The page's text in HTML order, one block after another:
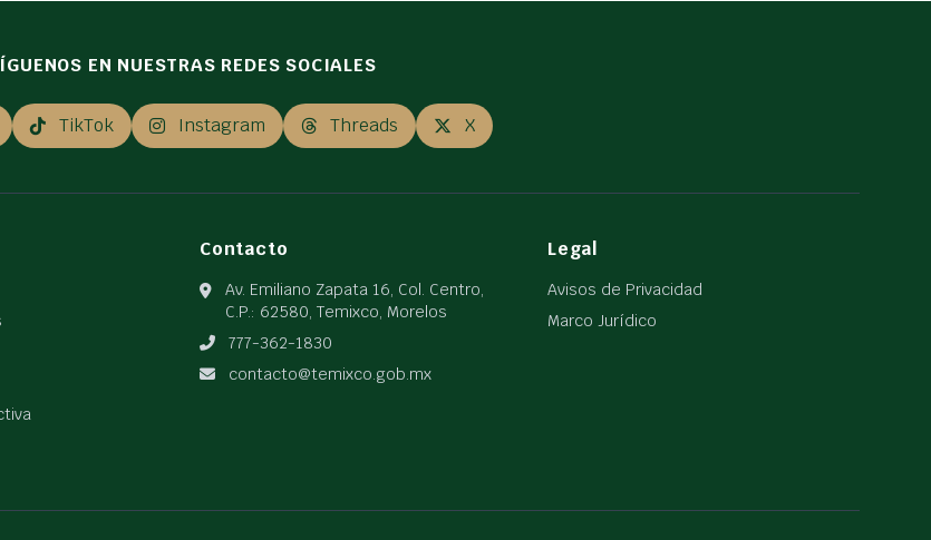
EN NUESTRAS REDES SOCIALES
TikTok Instagram Threads X
Contacto
Av. Emiliano Zapata 16, Col. Centro,
C.P.: 62580, Temixco, Morelos
777-362-1830
contacto@temixco.gob.mx
Legal
Avisos de Privacidad
Marco Jurídico